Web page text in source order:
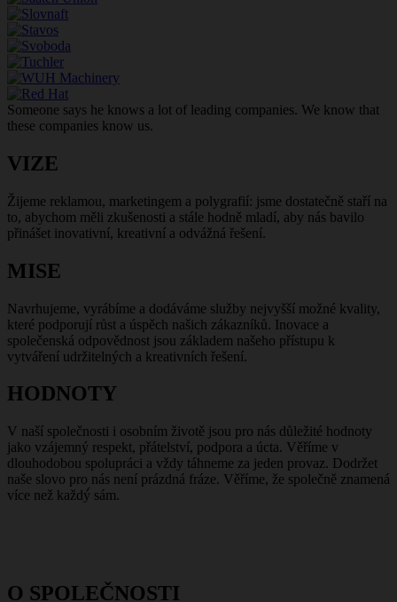
Someone says he knows a lot of leading companies. We know that
these companies know us.
VIZE
Žijeme reklamou, marketingem a polygrafií: jsme dostatečně staří na
to, abychom měli zkušenosti a stále hodně mladí, aby nás bavilo
přinášet inovativní, kreativní a odvážná řešení.
MISE
Navrhujeme, vyrábíme a dodáváme služby nejvyšší možné kvality,
které podporují růst a úspěch našich zákazníků. Inovace a
společenská odpovědnost jsou základem našeho přístupu k
vytváření udržitelných a kreativních řešení.
HODNOTY
V naší společnosti i osobním životě jsou pro nás důležité hodnoty
jako vzájemný respekt, přátelství, podpora a úcta. Věříme v
dlouhodobou spolupráci a vždy táhneme za jeden provaz. Dodržet
naše slovo pro nás není prázdná fráze. Věříme, že společně znamená
více než každý́ sám.
O SPOLEČNOSTI